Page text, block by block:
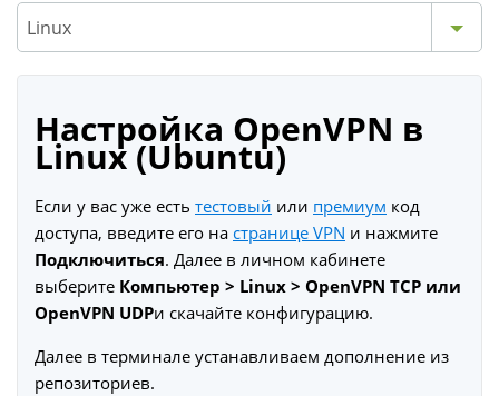
Linux
Настройка OpenVPN в
Linux (Ubuntu)
Если у вас уже есть тестовый или премиум код
доступа, введите его на странице VPN и нажмите
Подключиться. Далее в личном кабинете
выберите Компьютер > Linux > OpenVPN TCP или
OpenVPN UDPи скачайте конфигурацию.
Далее в терминале устанавливаем дополнение из
репозиториев.